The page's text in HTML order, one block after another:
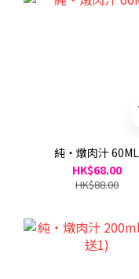
純・燉肉汁 60ML
HK$68.00
HK$88.00